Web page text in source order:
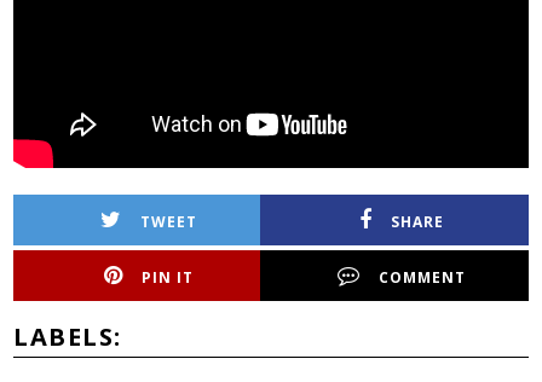
TWEET SHARE
PIN IT COMMENT
LABELS: